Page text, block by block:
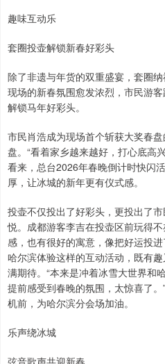
趣味互动乐
套圈投壶解锁新春好彩头
除了非遗与年货的双重盛宴，套圈
现场的新春氛围愈发浓烈，市民游
解锁马年好彩头。
市民肖浩成为现场首个斩获大奖春
盘。“看着家乡越来越好，打心底高
看来，总台2026年春晚倒计时快闪
厚，让冰城的新年更有仪式感。
投壶不仅投出了好彩头，更投出了
悦。成都游客李吉在投壶区前玩得
感，也有很好的寓意，像把好运投
哈尔滨体验这样的互动活动，既有
满期待。“本来是冲着冰雪大世界和
提前感受到春晚的氛围，太惊喜了
机前，为哈尔滨分会场加油。
乐声绕冰城